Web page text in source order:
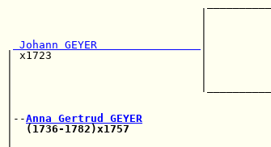
Johann GEYER
| x1723
|--Anna Gertrud GEYER
(1736-1782)x1757
|